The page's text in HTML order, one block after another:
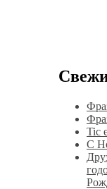
Tic
С